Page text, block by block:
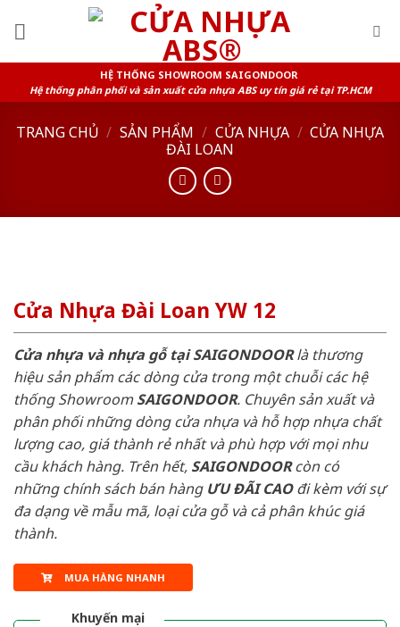
HỆ THỐNG SHOWROOM SAIGONDOOR
Hệ thống phân phối và sản xuất cửa nhựa ABS uy tín giá rẻ tại TP.HCM
TRANG CHỦ / SẢN PHẨM / CỬA NHỰA / CỬA NHỰA
ĐÀI LOAN
Cửa Nhựa Đài Loan YW 12
Cửa nhựa và nhựa gỗ tại SAIGONDOORlà thương
hiệu sản phẩm các dòng cửa trong một chuỗi các hệ
thống ShowroomSAIGONDOOR. Chuyên sản xuất và
phân phối những dòng cửa nhựa và hỗ hợp nhựa chất
lượng cao, giá thành rẻ nhất và phù hợp với mọi nhu
cầu khách hàng. Trên hết, SAIGONDOORcòn có
những chính sách bán hàng ƯU ĐÃI CAOđi kèm với sự
đa dạng về mẫu mã, loại cửa gỗ và cả phân khúc giá
thành.
MUA HÀNG NHANH
Khuyến mại